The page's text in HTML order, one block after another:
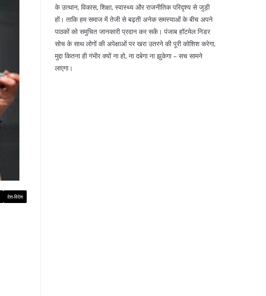
देश-विदेश
के उत्थान, विकास, शिक्षा, स्वास्थ्य और राजनीतिक परिदृश्य से जुड़ी
हों। ताकि हम समाज में तेजी से बढ़ती अनेक समस्याओं के बीच अपने
पाठकों को समुचित जानकारी प्रदान कर सकें। पंजाब हॉटमेल निडर
सोच के साथ लोगों की अपेक्षाओं पर खरा उतरने की पूरी कोशिश करेगा,
मुद्दा कितना ही गंभीर क्यों ना हो, ना दबेगा ना झुकेगा – सच सामने
लाएगा।